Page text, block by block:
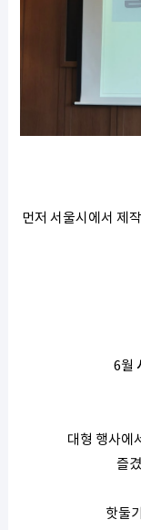
먼저 서울시에서 제
6월
대형 행사에
즐
핫둘